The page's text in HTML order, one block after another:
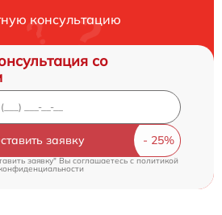
консультацию
со
заявку
заявку" Вы соглашаетесь cполитикой